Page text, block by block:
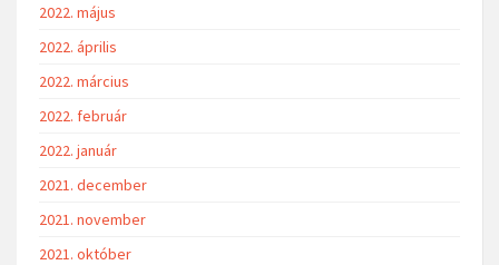
2022. május
2022. április
2022. március
2022. február
2022. január
2021. december
2021. november
2021. október